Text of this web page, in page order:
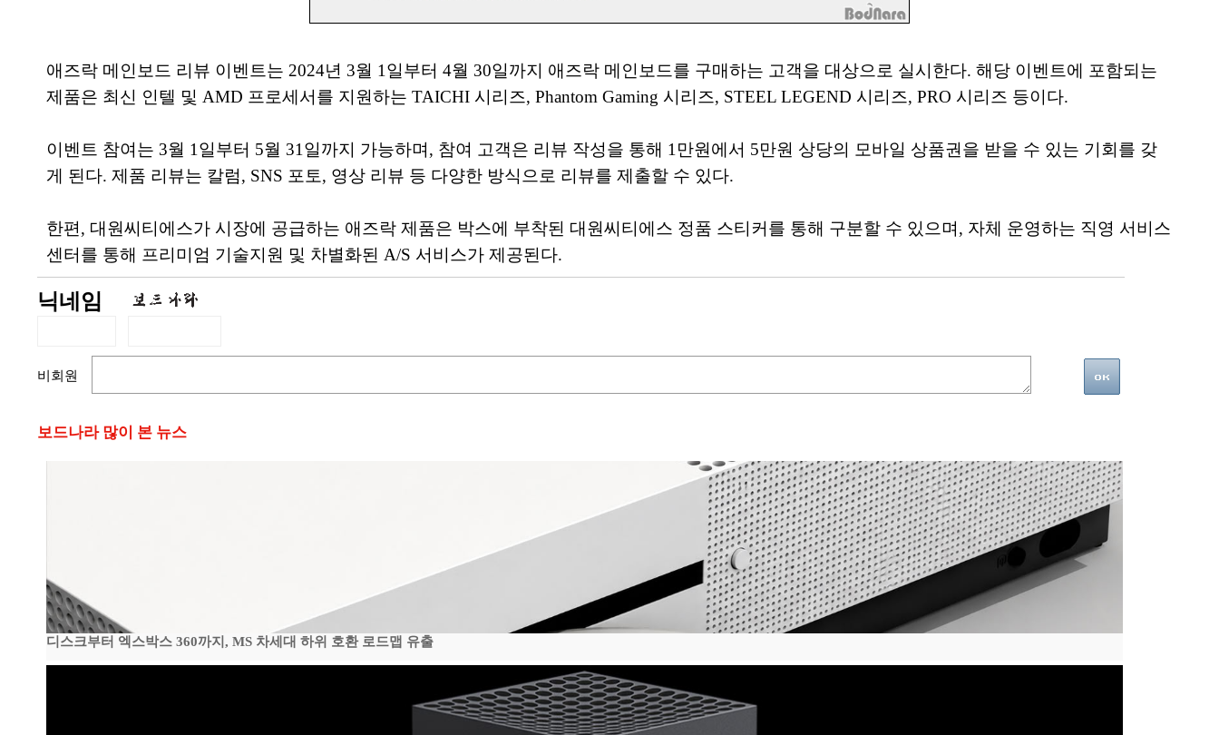
애즈락 메인보드 리뷰 이벤트는 2024년 3월 1일부터 4월 30일까지 애즈락 메인보드를 구매하는 고객을 대상으로 실시한다. 해당 이벤트에 포함되는
제품은 최신 인텔 및 AMD 프로세서를 지원하는 TAICHI 시리즈, Phantom Gaming 시리즈, STEEL LEGEND 시리즈, PRO 시리즈 등이다.
이벤트 참여는 3월 1일부터 5월 31일까지 가능하며, 참여 고객은 리뷰 작성을 통해 1만원에서 5만원 상당의 모바일 상품권을 받을 수 있는 기회를 갖
게 된다. 제품 리뷰는 칼럼, SNS 포토, 영상 리뷰 등 다양한 방식으로 리뷰를 제출할 수 있다.
한편, 대원씨티에스가 시장에 공급하는 애즈락 제품은 박스에 부착된 대원씨티에스 정품 스티커를 통해 구분할 수 있으며, 자체 운영하는 직영 서비스
센터를 통해 프리미엄 기술지원 및 차별화된 A/S 서비스가 제공된다.
닉네임
비회원
보드나라 많이 본 뉴스
디스크부터 엑스박스 360까지, MS 차세대 하위 호환 로드맵 유출